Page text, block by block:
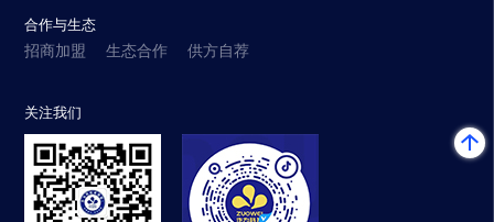
合作与生态
招商加盟
生态合作 供方自荐
关注我们